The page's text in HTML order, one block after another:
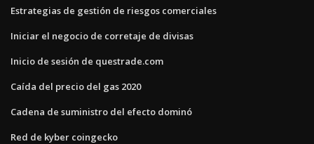
Estrategias de gestión de riesgos comerciales
Iniciar el negocio de corretaje de divisas
Inicio de sesión de questrade.com
Caída del precio del gas 2020
Cadena de suministro del efecto dominó
Red de kyber coingecko